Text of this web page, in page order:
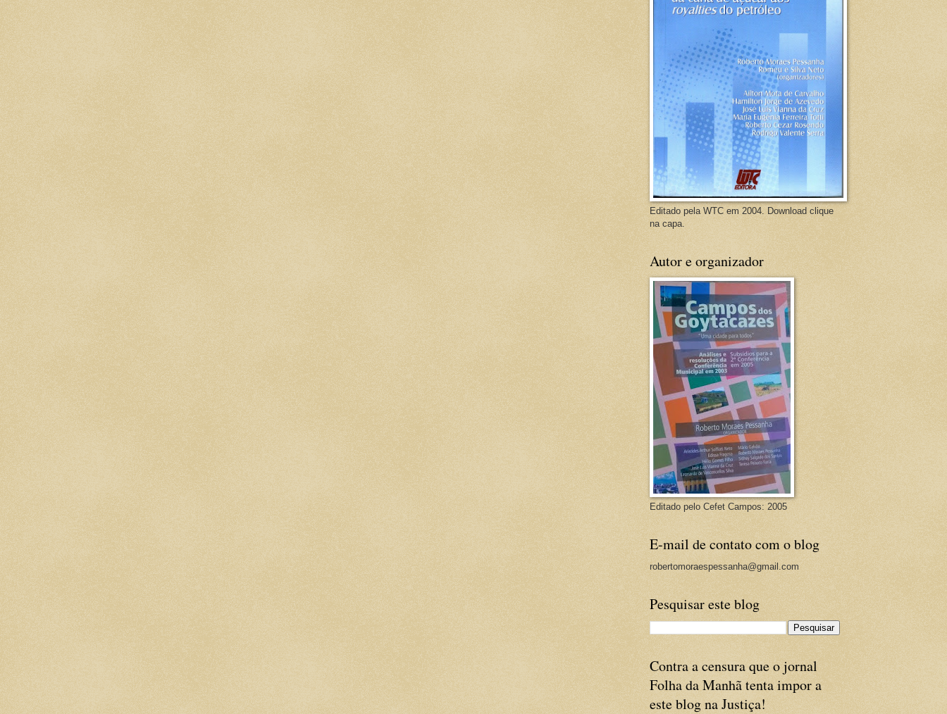
Editado pela WTC em 2004. Download clique
na capa.
Autor e organizador
Editado pelo Cefet Campos: 2005
E-mail de contato com o blog
robertomoraespessanha@gmail.com
Pesquisar este blog
Contra a censura que o jornal
Folha da Manhã tenta impor a
este blog na Justiça!